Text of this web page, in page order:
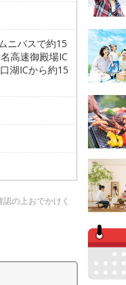
ニバスで約15
高速御殿場IC
湖ICから約15
の上おでかけく